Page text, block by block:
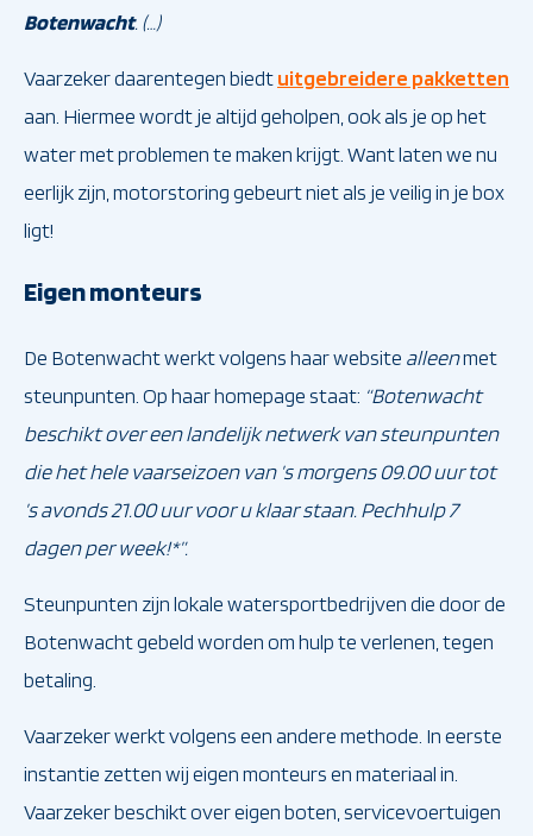
Botenwacht. (…)
Vaarzeker daarentegen biedtuitgebreidere pakketten
aan. Hiermee wordt je altijd geholpen, ook als je op het
water met problemen te maken krijgt. Want laten we nu
eerlijk zijn, motorstoring gebeurt niet als je veilig in je box
ligt!
Eigen monteurs
De Botenwacht werkt volgens haar website alleenmet
steunpunten. Op haar homepage staat: “Botenwacht
beschikt over een landelijk netwerk van steunpunten
die het hele vaarseizoen van ’s morgens 09.00 uur tot
’s avonds 21.00 uur voor u klaar staan. Pechhulp 7
dagen per week!*”.
Steunpunten zijn lokale watersportbedrijven die door de
Botenwacht gebeld worden om hulp te verlenen, tegen
betaling.
Vaarzeker werkt volgens een andere methode. In eerste
instantie zetten wij eigen monteurs en materiaal in.
Vaarzeker beschikt over eigen boten, servicevoertuigen